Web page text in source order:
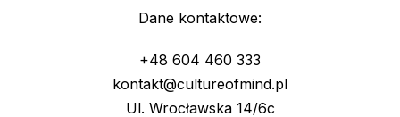
Dane kontaktowe:
+48 604 460 333
kontakt@cultureofmind.pl
Ul. Wrocławska 14/6c